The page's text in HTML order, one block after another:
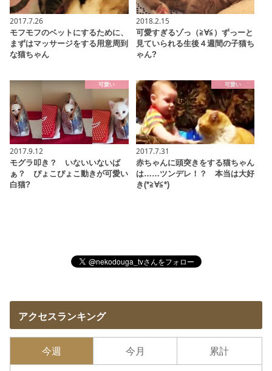
2017.7.26
モフモフのベットにするために、
まずはマッサージをする用意周到
な猫ちゃん
2018.2.15
可愛すぎるゾっ（≧∀≦）ずっーと
見ていられる生後４週間の子猫ち
ゃん?
可愛い
2017.9.12
モグラ叩き？ いないいないば
ぁ？ ぴょこぴょこ動きが可愛い
白猫?
可愛い
2017.7.31
赤ちゃんに頭突きをする猫ちゃん
は……ツンデレ！？ 本当は大好
き(*≧∀≦*)
アクセスランキング
今週 今月 累計